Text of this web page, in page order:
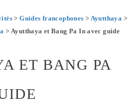
>Guides francophones > Ayutthaya >
> Ayutthaya et Bang Pa In avec guide
ET BANG PA